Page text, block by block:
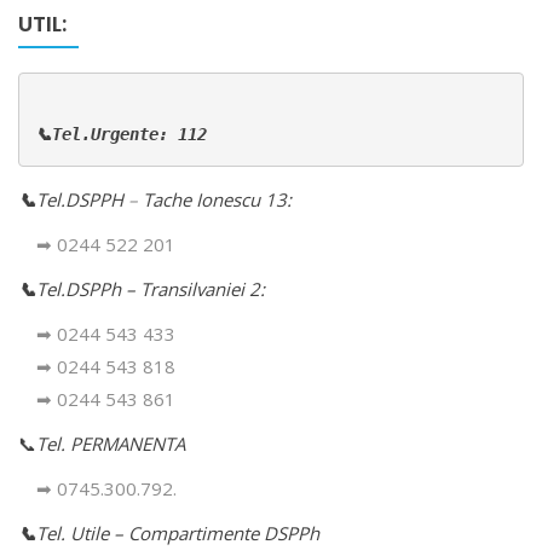
UTIL:
📞Tel.Urgente: 112
📞Tel.DSPPH – Tache Ionescu 13:
➡ 0244 522 201
📞Tel.DSPPh – Transilvaniei 2:
➡ 0244 543 433
➡ 0244 543 818
➡ 0244 543 861
📞 Tel. PERMANENTA
➡ 0745.300.792.
📞Tel. Utile – Compartimente DSPPh